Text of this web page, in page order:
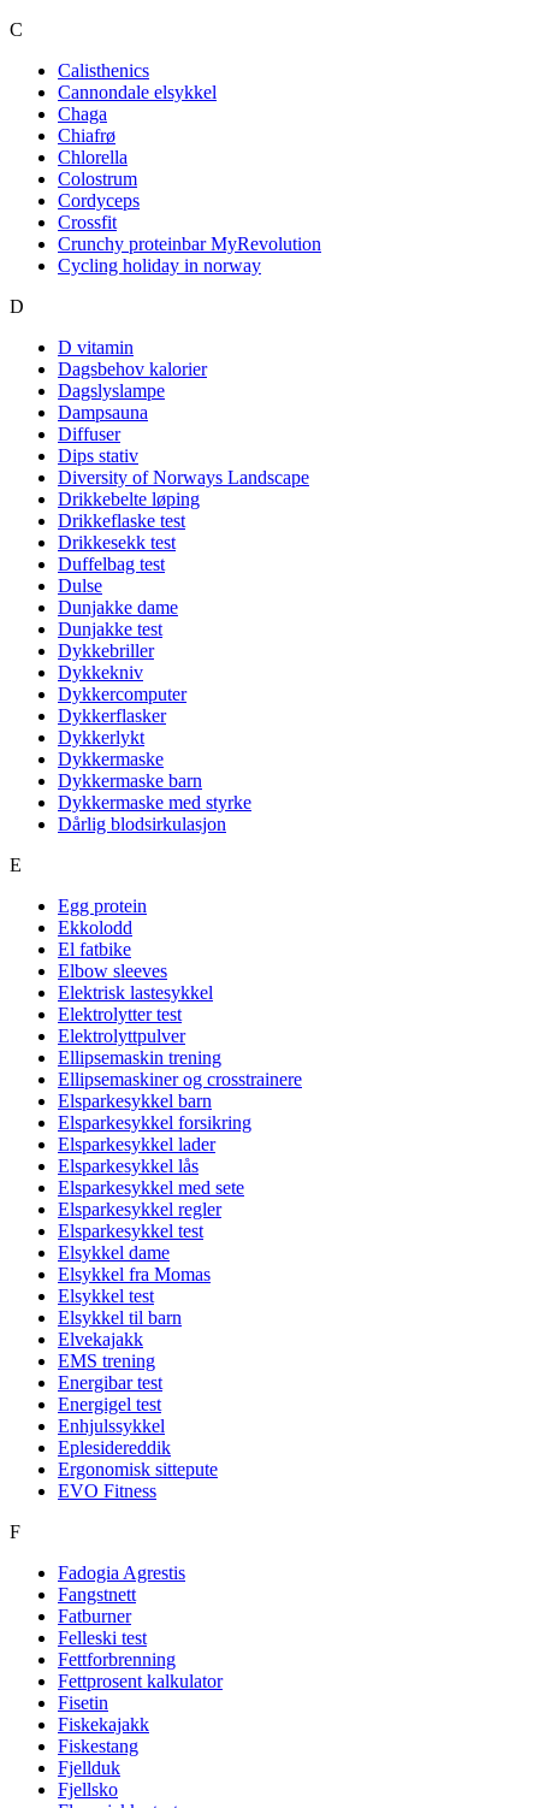
C
Calisthenics
Cannondale elsykkel
Chaga
Chiafrø
Chlorella
Colostrum
Cordyceps
Crossfit
Crunchy proteinbar MyRevolution
Cycling holiday in norway
D
D vitamin
Dagsbehov kalorier
Dagslyslampe
Dampsauna
Diffuser
Dips stativ
Diversity of Norways Landscape
Drikkebelte løping
Drikkeflaske test
Drikkesekk test
Duffelbag test
Dulse
Dunjakke dame
Dunjakke test
Dykkebriller
Dykkekniv
Dykkercomputer
Dykkerflasker
Dykkerlykt
Dykkermaske
Dykkermaske barn
Dykkermaske med styrke
Dårlig blodsirkulasjon
E
Egg protein
Ekkolodd
El fatbike
Elbow sleeves
Elektrisk lastesykkel
Elektrolytter test
Elektrolyttpulver
Ellipsemaskin trening
Ellipsemaskiner og crosstrainere
Elsparkesykkel barn
Elsparkesykkel forsikring
Elsparkesykkel lader
Elsparkesykkel lås
Elsparkesykkel med sete
Elsparkesykkel regler
Elsparkesykkel test
Elsykkel dame
Elsykkel fra Momas
Elsykkel test
Elsykkel til barn
Elvekajakk
EMS trening
Energibar test
Energigel test
Enhjulssykkel
Eplesidereddik
Ergonomisk sittepute
EVO Fitness
F
Fadogia Agrestis
Fangstnett
Fatburner
Felleski test
Fettforbrenning
Fettprosent kalkulator
Fisetin
Fiskekajakk
Fiskestang
Fjellduk
Fjellsko